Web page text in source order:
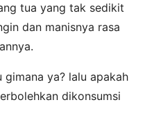
tua yang tak sedikit
dan manisnya rasa
ya? lalu apakah
dikonsumsi